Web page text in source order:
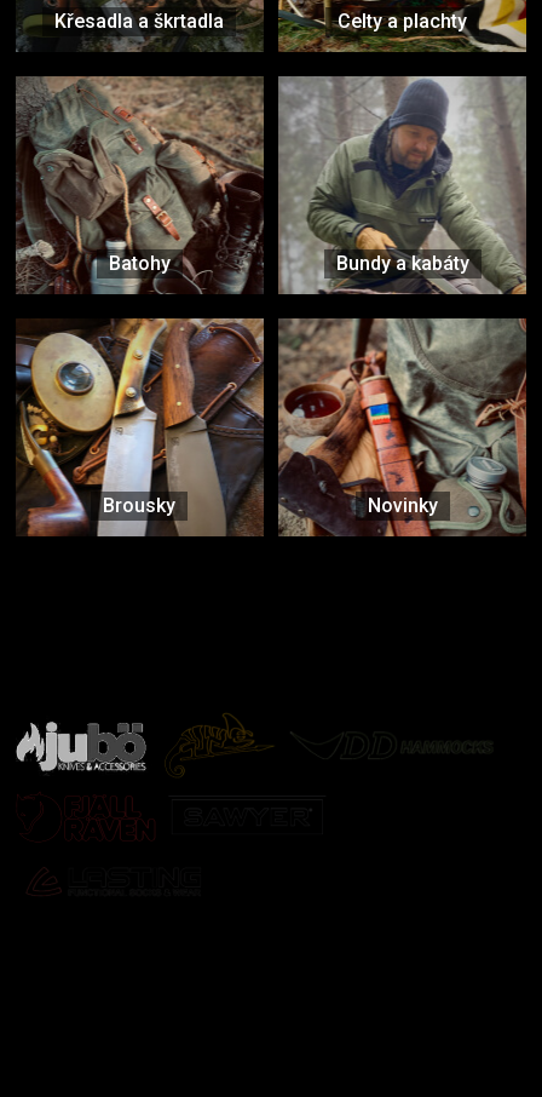
Křesadla a škrtadla Celty a plachty
Batohy Bundy a kabáty
Brousky Novinky